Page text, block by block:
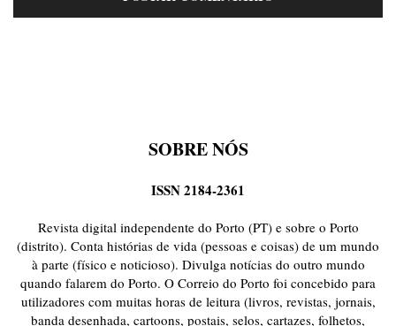
SOBRE NÓS
ISSN 2184-2361
Revista digital independente do Porto (PT) e sobre o Porto
(distrito). Conta histórias de vida (pessoas e coisas) de um mundo
à parte (físico e noticioso). Divulga notícias do outro mundo
quando falarem do Porto. O Correio do Porto foi concebido para
utilizadores com muitas horas de leitura (livros, revistas, jornais,
banda desenhada, cartoons, postais, selos, cartazes, folhetos,